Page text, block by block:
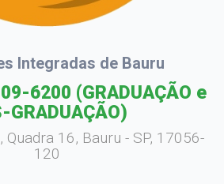
Integradas de Bauru
6200 (GRADUAÇÃO e
GRADUAÇÃO)
Quadra 16, Bauru - SP, 17056-
120